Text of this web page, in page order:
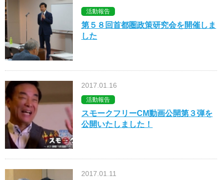
活動報告
第５８回首都圏政策研究会を開催しま
した
2017.01.16
活動報告
スモークフリーCM動画公開第３弾を
公開いたしました！
2017.01.11